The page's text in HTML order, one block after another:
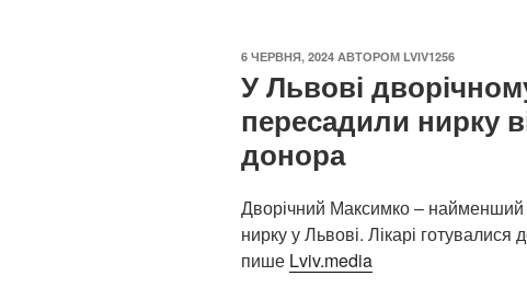
ОПУБЛІКОВАНО
6 ЧЕРВНЯ, 2024 АВТОРОМ LVIV1256
У Львові
пересадили нирку
донора
Дворічний Максимко – найменший
нирку у Львові. Лікарі готувалися
пише Lviv.media